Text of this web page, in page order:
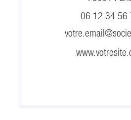
06 12 34 56